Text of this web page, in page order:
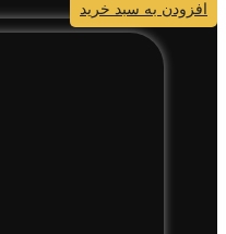
افزودن به سبد خرید